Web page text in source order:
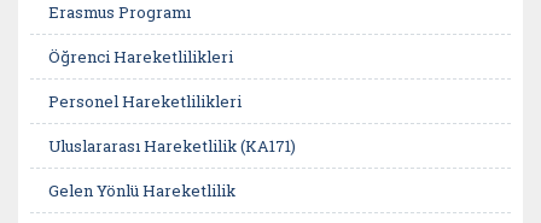
Erasmus Programı
Öğrenci Hareketlilikleri
Personel Hareketlilikleri
Uluslararası Hareketlilik (KA171)
Gelen Yönlü Hareketlilik